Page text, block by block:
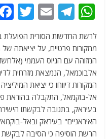
W
at
s
A
p
p
T
e
g
ra
m
E
ai
l
T
w
itt
er
לרשת החדשות הסורית הפועלת
ממקורות פרטיים, על יציאתה
המזוהה עם הגיוס העממי
אלבוכמאל, הנמצאת מזרחית
המקורות דיווחו כי יציאת
אל-בוקמאל, התקבלה בהוראת
בעיראק, בתגובה לבקשתו
האיראניים" בעיראק ובאל-
הרשת הוסיפה כי הסיבה לבקשת